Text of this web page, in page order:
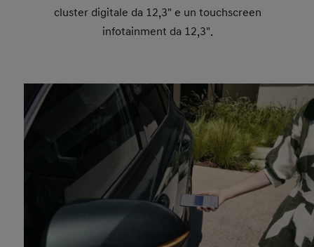
cluster digitale da 12,3" e un touchscreen
infotainment da 12,3".